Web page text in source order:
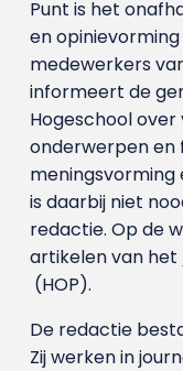
Punt is het
en
medewerkers
informeert de
Hogeschool
onderwerpen en
meningsvorming
is daarbij niet
redactie. Op de
artikelen van het
(HOP).
De redactie
Zij werken in